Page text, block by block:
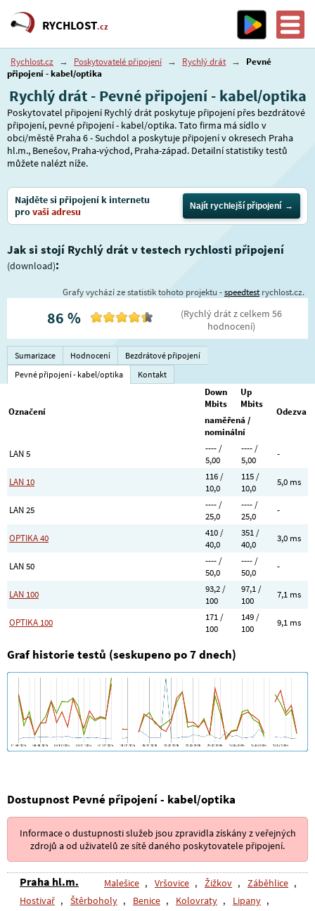
RYCHLOST.cz
Rychlost.cz → Poskytovatelé připojení → Rychlý drát →
Pevné
připojení - kabel/optika
Rychlý drát - Pevné připojení - kabel/optika
Poskytovatel připojení Rychlý drát poskytuje připojení přes bezdrátové
připojení, pevné připojení - kabel/optika. Tato firma má sídlo v
obci/městě Praha 6 - Suchdol a poskytuje připojení v okresech Praha
hl.m., Benešov, Praha-východ, Praha-západ. Detailní statistiky testů
můžete nalézt níže.
Najděte si připojení k internetu
provaši adresu Najít rychlejší připojení
Jak si stojí Rychlý drát v testech rychlosti připojení
(download):
Grafy vychází ze statistik tohoto projektu -speedtestrychlost.cz.
86 % (Rychlý drátz celkem 56
hodnocení)
Sumarizace Hodnocení
Bezdrátové připojení
Pevné připojení - kabel/optika
Kontakt
Označení
Down
Mbits
Up
Mbits
Odezva
naměřená /
nominální
LAN 5
---- /
5,00
---- /
5,00
-
LAN 10
116 /
10,0
115 /
10,0
5,0 ms
LAN 25
---- /
25,0
---- /
25,0
-
OPTIKA 40
410 /
40,0
351 /
40,0
3,0 ms
LAN 50
---- /
50,0
---- /
50,0
-
LAN 100
93,2 /
100
97,1 /
100
7,1 ms
OPTIKA 100
171 /
100
149 /
100
9,1 ms
Graf historie testů (seskupeno po 7 dnech)
Dostupnost Pevné připojení - kabel/optika
Informace o dustupnosti služeb jsou zpravidla získány z veřejných
zdrojů a od uživatelů ze sítě daného poskytovatele připojení.
Praha hl.m. Malešice , Vršovice , Žižkov , Záběhlice ,
Hostivař , Štěrboholy , Benice , Kolovraty , Lipany ,